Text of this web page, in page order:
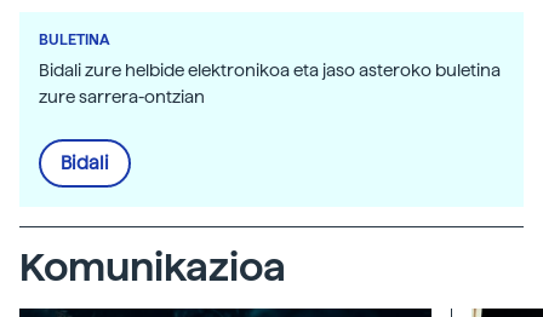
BULETINA
Bidali zure helbide elektronikoa eta jaso asteroko buletina
zure sarrera-ontzian
Bidali
Komunikazioa